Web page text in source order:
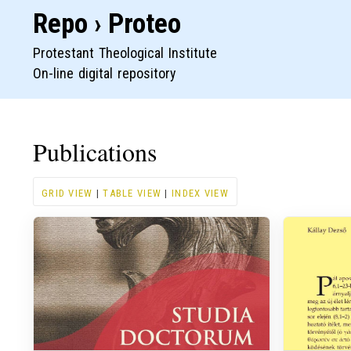
Repo › Proteo
Protestant Theological Institute
On-line digital repository
Publications
GRID VIEW |TABLE VIEW |INDEX VIEW